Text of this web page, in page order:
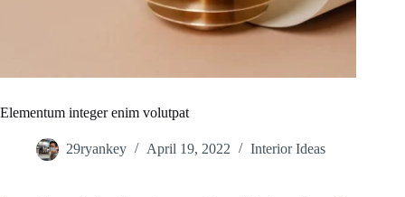
Elementum integer enim volutpat
29ryankey April 19, 2022 Interior Ideas